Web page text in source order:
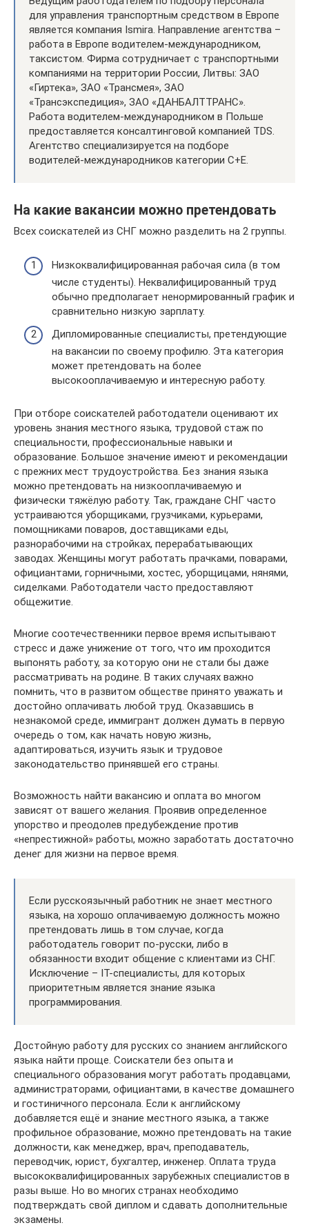
для управления транспортным средством в Европе
является компания Ismira. Направление агентства –
работа в Европе водителем-международником,
таксистом. Фирма сотрудничает с транспортными
компаниями на территории России, Литвы: ЗАО
«Гиртека», ЗАО «Трансмея», ЗАО
«Трансэкспедиция», ЗАО «ДАНБАЛТТРАНС».
Работа водителем-международником в Польше
предоставляется консалтинговой компанией TDS.
Агентство специализируется на подборе
водителей-международников категории C+E.
На какие вакансии можно претендовать
Всех соискателей из СНГ можно разделить на 2 группы.
Низкоквалифицированная рабочая сила (в том
числе студенты). Неквалифицированный труд
обычно предполагает ненормированный график и
сравнительно низкую зарплату.
Дипломированные специалисты, претендующие
на вакансии по своему профилю. Эта категория
может претендовать на более
высокооплачиваемую и интересную работу.
При отборе соискателей работодатели оценивают их
уровень знания местного языка, трудовой стаж по
специальности, профессиональные навыки и
образование. Большое значение имеют и рекомендации
с прежних мест трудоустройства. Без знания языка
можно претендовать на низкооплачиваемую и
физически тяжёлую работу. Так, граждане СНГ часто
устраиваются уборщиками, грузчиками, курьерами,
помощниками поваров, доставщиками еды,
разнорабочими на стройках, перерабатывающих
заводах. Женщины могут работать прачками, поварами,
официантами, горничными, хостес, уборщицами, нянями,
сиделками. Работодатели часто предоставляют
общежитие.
Многие соотечественники первое время испытывают
стресс и даже унижение от того, что им проходится
выпонять работу, за которую они не стали бы даже
рассматривать на родине. В таких случаях важно
помнить, что в развитом обществе принято уважать и
достойно оплачивать любой труд. Оказавшись в
незнакомой среде, иммигрант должен думать в первую
очередь о том, как начать новую жизнь,
адаптироваться, изучить язык и трудовое
законодательство принявшей его страны.
Возможность найти вакансию и оплата во многом
зависят от вашего желания. Проявив определенное
упорство и преодолев предубеждение против
«непрестижной» работы, можно заработать достаточно
денег для жизни на первое время.
Если русскоязычный работник не знает местного
языка, на хорошо оплачиваемую должность можно
претендовать лишь в том случае, когда
работодатель говорит по-русски, либо в
обязанности входит общение с клиентами из СНГ.
Исключение – IT-специалисты, для которых
приоритетным является знание языка
программирования.
Достойную работу для русских со знанием английского
языка найти проще. Соискатели без опыта и
специального образования могут работать продавцами,
администраторами, официантами, в качестве домашнего
и гостиничного персонала. Если к английскому
добавляется ещё и знание местного языка, а также
профильное образование, можно претендовать на такие
должности, как менеджер, врач, преподаватель,
переводчик, юрист, бухгалтер, инженер. Оплата труда
высококвалифицированных зарубежных специалистов в
разы выше. Но во многих странах необходимо
подтверждать свой диплом и сдавать дополнительные
экзамены.